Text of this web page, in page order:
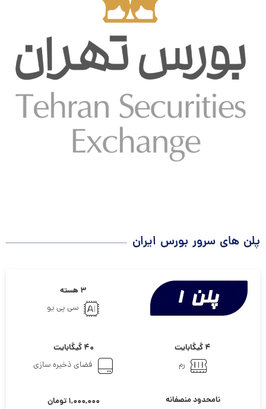
پلن های سرور بورس ایران
۳ هسته
سی پی یو
۴ گیگابایت
رم
۴۰ گیگابایت
فضای ذخیره سازی
نامحدود منصفانه
۱,۰۰۰,۰۰۰ تومان